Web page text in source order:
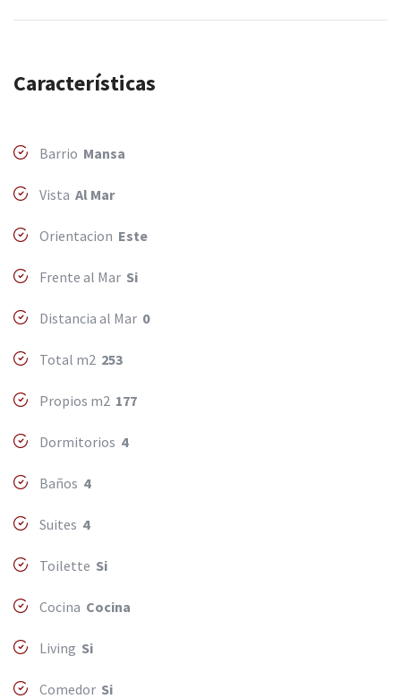
Características
Barrio Mansa
Vista Al Mar
Orientacion Este
Frente al Mar Si
Distancia al Mar 0
Total m2 253
Propios m2 177
Dormitorios 4
Baños 4
Suites 4
Toilette Si
Cocina Cocina
Living Si
Comedor Si